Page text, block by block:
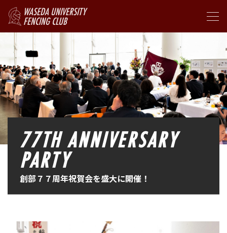
WASEDA UNIVERSITY
FENCING CLUB
77TH ANNIVERSARY
PARTY
創部７７周年祝賀会を盛大に開催！